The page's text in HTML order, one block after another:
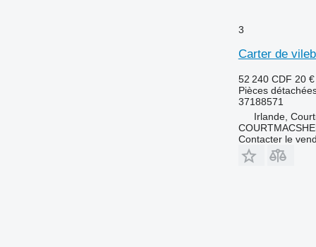
3
Carter de
52 240 CDF 20 €
Pièces
37188571
Irlande,
Contacter le